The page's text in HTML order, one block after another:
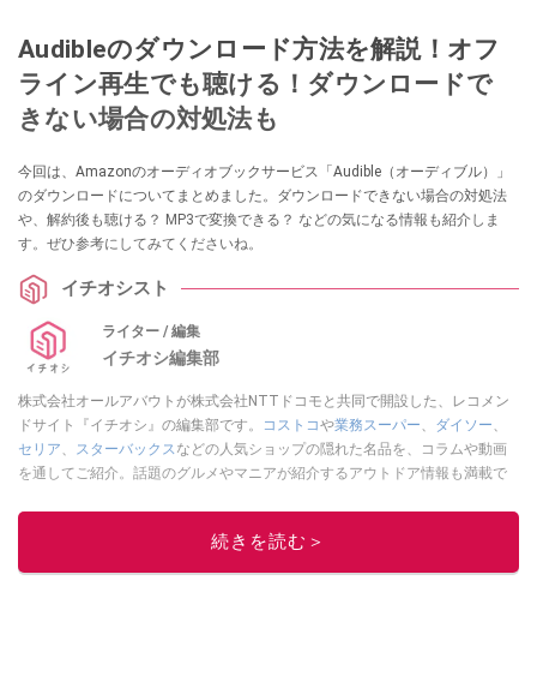
Audibleのダウンロード方法を解説！オフ
ライン再生でも聴ける！ダウンロードで
きない場合の対処法も
今回は、Amazonのオーディオブックサービス「Audible（オーディブル）」
のダウンロードについてまとめました。ダウンロードできない場合の対処法
や、解約後も聴ける？ MP3で変換できる？ などの気になる情報も紹介しま
す。ぜひ参考にしてみてくださいね。
イチオシスト
ライター / 編集
イチオシ編集部
株式会社オールアバウトが株式会社NTTドコモと共同で開設した、レコメン
ドサイト『イチオシ』の編集部です。
コストコや業務スーパー ダイソー
セリア
スターバックス などの人気ショップの隠れた名品を、コラムや動画
を通してご紹介。話題のグルメやマニアが紹介するアウトドア情報も満載で
レビューしています。毎日トレンド情報をお届けしているので、ぜひ
してください！続きを読む＞